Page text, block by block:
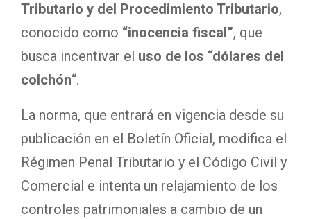
Tributario y del Procedimiento Tributario,
conocido como “inocencia fiscal”, que
busca incentivar el uso de los “dólares del
colchón“.
La norma, que entrará en vigencia desde su
publicación en el Boletín Oficial, modifica el
Régimen Penal Tributario y el Código Civil y
Comercial e intenta un relajamiento de los
controles patrimoniales a cambio de un